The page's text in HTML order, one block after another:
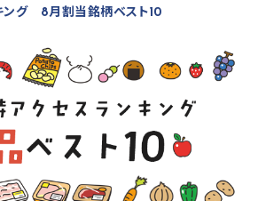
ング 8月割当銘柄ベスト10